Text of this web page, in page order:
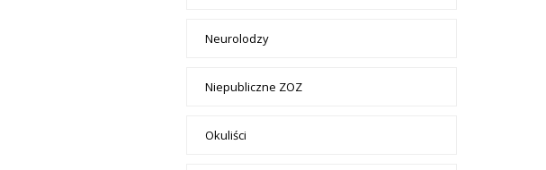
Neurolodzy
Niepubliczne ZOZ
Okuliści